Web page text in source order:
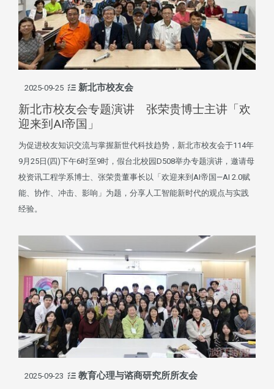
2025-09-25 新北市校友会
新北市校友会专题演讲 张荣贵博士主讲「欢
迎来到AI帝国」
为促进校友知识交流与掌握新世代科技趋势，新北市校友会于114年
9月25日(四)下午6时至9时，假台北校园D508举办专题演讲，邀请母
校资讯工程学系博士、张荣贵董事长以「欢迎来到AI帝国—AI 2.0赋
能、协作、冲击、影响」为题，分享人工智能新时代的观点与实践
经验。
2025-09-23 教育心理与谘商研究所所友会